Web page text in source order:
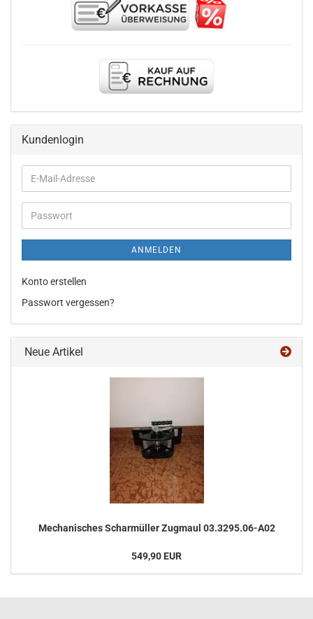
Kundenlogin
E-
Mail-
Adresse
Passwort
ANMELDEN
Konto erstellen
Passwort vergessen?
Neue Artikel
Me­cha­ni­sches Schar­mül­ler Zug­maul 03.3295.06-​A02
549,90 EUR